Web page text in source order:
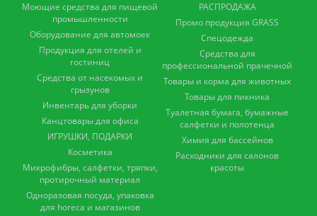
Моющие средства для пищевой
промышленности
Оборудование для автомоек
Продукция для отелей и
гостиниц
Средства от насекомых и
грызунов
Инвентарь для уборки
Канцтовары для офиса
ИГРУШКИ, ПОДАРКИ
Косметика
Микрофибры, салфетки, тряпки,
протирочный материал
Одноразовая посуда, упаковка
для horeca и магазинов
РАСПРОДАЖА
Промо продукция GRASS
Спецодежда
Средства для
профессиональной прачечной
Товары и корма для животных
Товары для пикника
Туалетная бумага, бумажные
салфетки и полотенца
Химия для бассейнов
Расходники для салонов
красоты